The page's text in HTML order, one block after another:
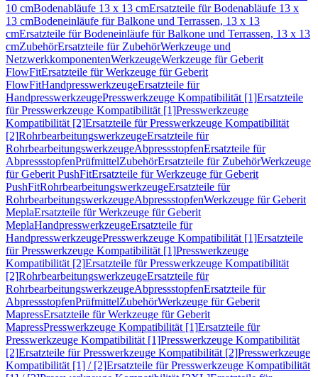
10 cmBodenabläufe 13 x 13 cmErsatzteile für Bodenabläufe 13 x
13 cmBodeneinläufe für Balkone und Terrassen, 13 x 13
cmErsatzteile für Bodeneinläufe für Balkone und Terrassen, 13 x 13
cmZubehörErsatzteile für ZubehörWerkzeuge und
NetzwerkkomponentenWerkzeugeWerkzeuge für Geberit
FlowFitErsatzteile für Werkzeuge für Geberit
FlowFitHandpresswerkzeugeErsatzteile für
HandpresswerkzeugePresswerkzeuge Kompatibilität [1]Ersatzteile
für Presswerkzeuge Kompatibilität [1]Presswerkzeuge
Kompatibilität [2]Ersatzteile für Presswerkzeuge Kompatibilität
[2]RohrbearbeitungswerkzeugeErsatzteile für
RohrbearbeitungswerkzeugeAbpressstopfenErsatzteile für
AbpressstopfenPrüfmittelZubehörErsatzteile für ZubehörWerkzeuge
für Geberit PushFitErsatzteile für Werkzeuge für Geberit
PushFitRohrbearbeitungswerkzeugeErsatzteile für
RohrbearbeitungswerkzeugeAbpressstopfenWerkzeuge für Geberit
MeplaErsatzteile für Werkzeuge für Geberit
MeplaHandpresswerkzeugeErsatzteile für
HandpresswerkzeugePresswerkzeuge Kompatibilität [1]Ersatzteile
für Presswerkzeuge Kompatibilität [1]Presswerkzeuge
Kompatibilität [2]Ersatzteile für Presswerkzeuge Kompatibilität
[2]RohrbearbeitungswerkzeugeErsatzteile für
RohrbearbeitungswerkzeugeAbpressstopfenErsatzteile für
AbpressstopfenPrüfmittelZubehörWerkzeuge für Geberit
MapressErsatzteile für Werkzeuge für Geberit
MapressPresswerkzeuge Kompatibilität [1]Ersatzteile für
Presswerkzeuge Kompatibilität [1]Presswerkzeuge Kompatibilität
[2]Ersatzteile für Presswerkzeuge Kompatibilität [2]Presswerkzeuge
Kompatibilität [1] / [2]Ersatzteile für Presswerkzeuge Kompatibilität